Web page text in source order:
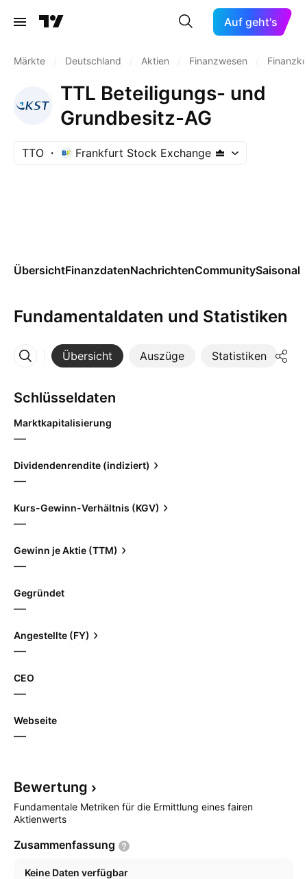
Auf geht's
Märkte Deutschland Aktien Finanzwesen
TTL Beteiligungs- und
Grundbesitz-AG
TTO Frankfurt Stock Exchange
ÜbersichtFinanzdatenNachrichtenCommunitySaisonal
Fundamentaldaten und Statistiken
Übersicht Auszüge Statistiken
Mehr
Schlüsseldaten
Marktkapitalisierung
—
Dividendenrendite (indiziert)
—
Kurs-Gewinn-Verhältnis (KGV)
—
Gewinn je Aktie (TTM)
—
Gegründet
—
Angestellte (FY)
—
CEO
—
Webseite
—
Bewertung
Fundamentale Metriken für die Ermittlung eines fairen
Aktienwerts
Zusammenfassung
Keine Daten verfügbar